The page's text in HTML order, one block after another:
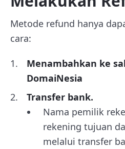
Metode refund hanya
cara:
Menambahkan ke
DomaiNesia
Transfer bank.
Nama pemilik
rekening tujuan
melalui transfer